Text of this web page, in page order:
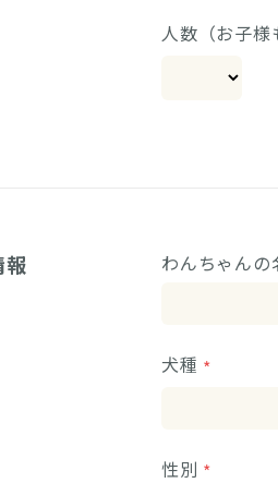
人数（お子様
報 わんちゃんの
犬種
性別